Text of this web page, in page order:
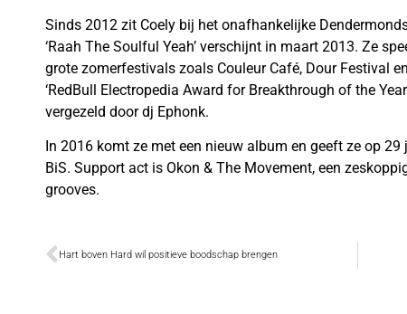
Sinds 2012 zit Coely bij het onafhankelijke
‘Raah The Soulful Yeah’ verschijnt in maart 2013. Ze
grote zomerfestivals zoals Couleur Café, Dour Festival
‘RedBull Electropedia Award for Breakthrough of the
vergezeld door dj Ephonk.
In 2016 komt ze met een nieuw album en geeft ze op
BiS. Support act is Okon & The Movement, een
grooves.
Hart boven Hard wil positieve boodschap brengen